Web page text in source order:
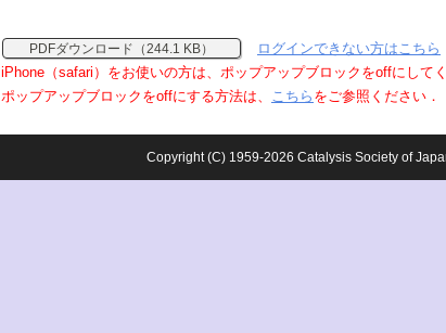
PDFダウンロード（244.1 KB）
ログインできない方はこちら
iPhone（safari）をお使いの方は、ポップアップブロックをoffにして
ポップアップブロックをoffにする方法は、 こちら をご参照ください．
Copyright (C) 1959-2026 Catalysis Society of